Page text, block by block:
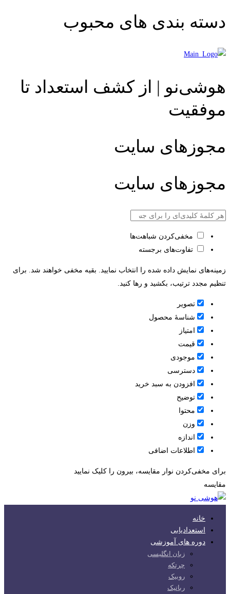
دسته بندی های محبوب
هوشی‌نو | از کشف استعداد تا
موفقیت
مجوزهای سایت
مجوزهای سایت
مخفی‌کردن شباهت‌ها
تفاوت‌های برجسته
زمینه‌های نمایش داده شده را انتخاب نمایید. بقیه مخفی خواهند شد. برای
تنظیم مجدد ترتیب، بکشید و رها کنید.
تصویر
شناسۀ محصول
امتیاز
قيمت
موجودی
دسترسی
افزودن به سبد خرید
توضیح
محتوا
وزن
اندازه
اطلاعات اضافی
برای مخفی‌کردن نوار مقایسه، بیرون را کلیک نمایید
مقایسه
خانه
استعدادیابی
دوره های آموزشی
زبان انگلیسی
چرتکه
روبیک
رباتیک